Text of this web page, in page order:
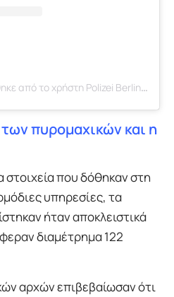
Η δημοσίευση κοινοποιήθηκε από το χρήστη Polizei Berlin (@polizeiberlin)
πυρομαχικών και η
που δόθηκαν στη
υπηρεσίες, τα
ήταν αποκλειστικά
διαμέτρημα 122
αρχών επιβεβαίωσαν ότι